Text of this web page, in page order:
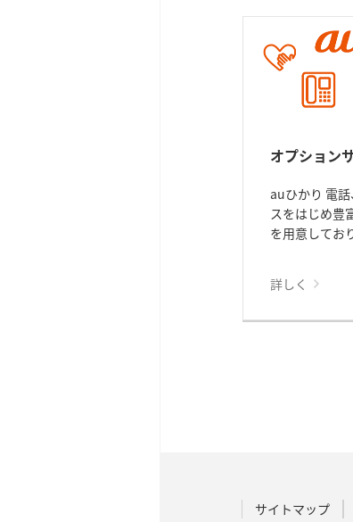
オプション
auひかり 電
スをはじめ豊
を用意してお
詳しく
サイトマップ